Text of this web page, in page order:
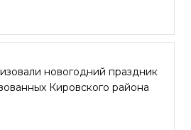
новогодний праздник
Кировского района